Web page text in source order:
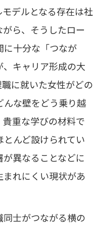
デルとなる存在は社
ら、そうしたロー
に十分な「つなが
キャリア形成の大
に就いた女性がどの
んな壁をどう乗り越
重な学びの材料で
んど設けられてい
異なることなどに
れにくい現状があ
士がつながる横の